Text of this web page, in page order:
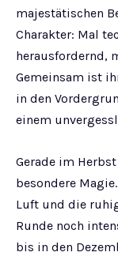
majestätischen
Charakter: Mal
herausfordernd,
Gemeinsam ist
in den
einem
Gerade im
besondere
Luft und die
Runde noch
bis in den